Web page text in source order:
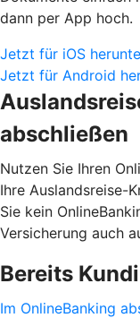
dann per App hoch.
Jetzt für iOS
Jetzt für Android
abschließen
Nutzen Sie Ihren
Ihre Auslandsreise-
Sie kein
Versicherung auch
Bereits
Im OnlineBanking